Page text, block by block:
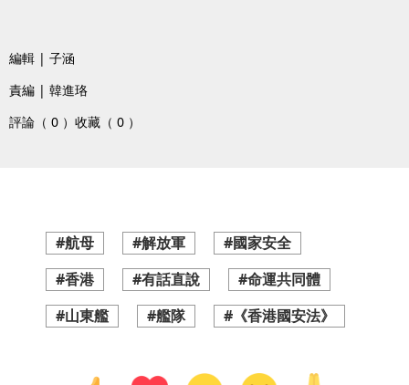
編輯 | 子涵
責編 | 韓進珞
評論（ 0 ） 收藏（ 0 ）
#航母 #解放軍
#國家安全
#香港
#有話直說
#命運共同體
#山東艦
#艦隊 #《香港國安法》